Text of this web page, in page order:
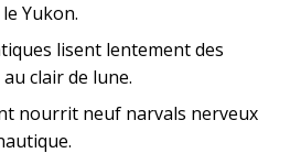
Yukon.
lisent lentement des
clair de lune.
nourrit neuf narvals nerveux